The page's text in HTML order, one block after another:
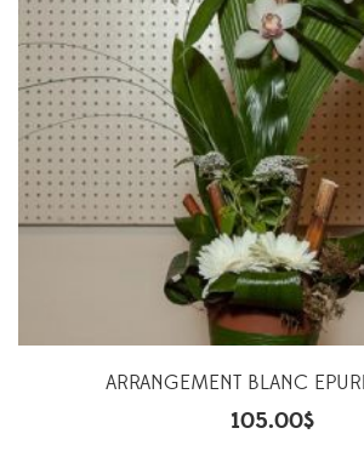
ARRANGEMENT BLANC
105.00$